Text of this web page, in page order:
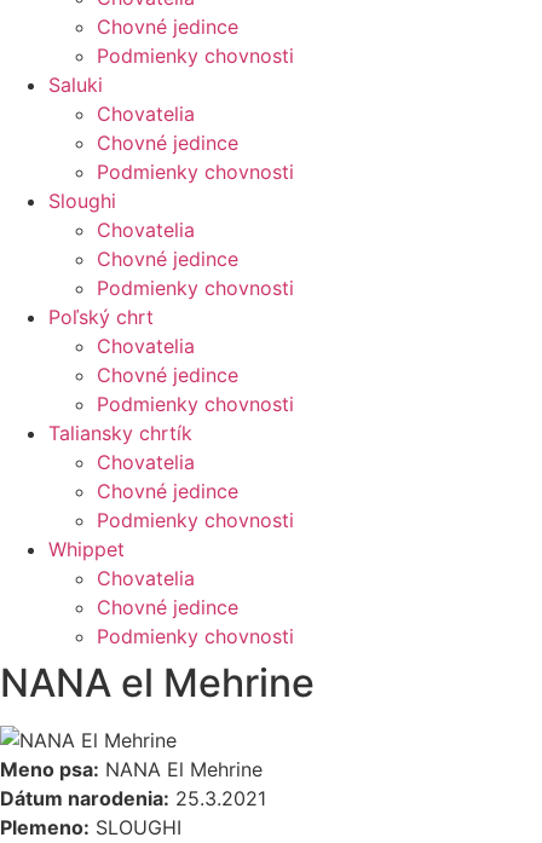
Chovné jedince
Podmienky chovnosti
Saluki
Chovatelia
Chovné jedince
Podmienky chovnosti
Sloughi
Chovatelia
Chovné jedince
Podmienky chovnosti
Poľský chrt
Chovatelia
Chovné jedince
Podmienky chovnosti
Taliansky chrtík
Chovatelia
Chovné jedince
Podmienky chovnosti
Whippet
Chovatelia
Chovné jedince
Podmienky chovnosti
NANA el Mehrine
Meno psa: NANA El Mehrine
Dátum narodenia: 25.3.2021
Plemeno: SLOUGHI